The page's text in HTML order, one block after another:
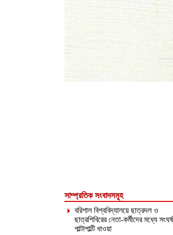
সাম্প্রতিক সংবাদসমূহ
বরিশাল বিশ্ববিদ্যালয়ে ছাত্রদল ও
ছাত্রশিবিরের নেতা-কর্মীদের মধ্যে
পাল্টাপাল্টি ধাওয়া